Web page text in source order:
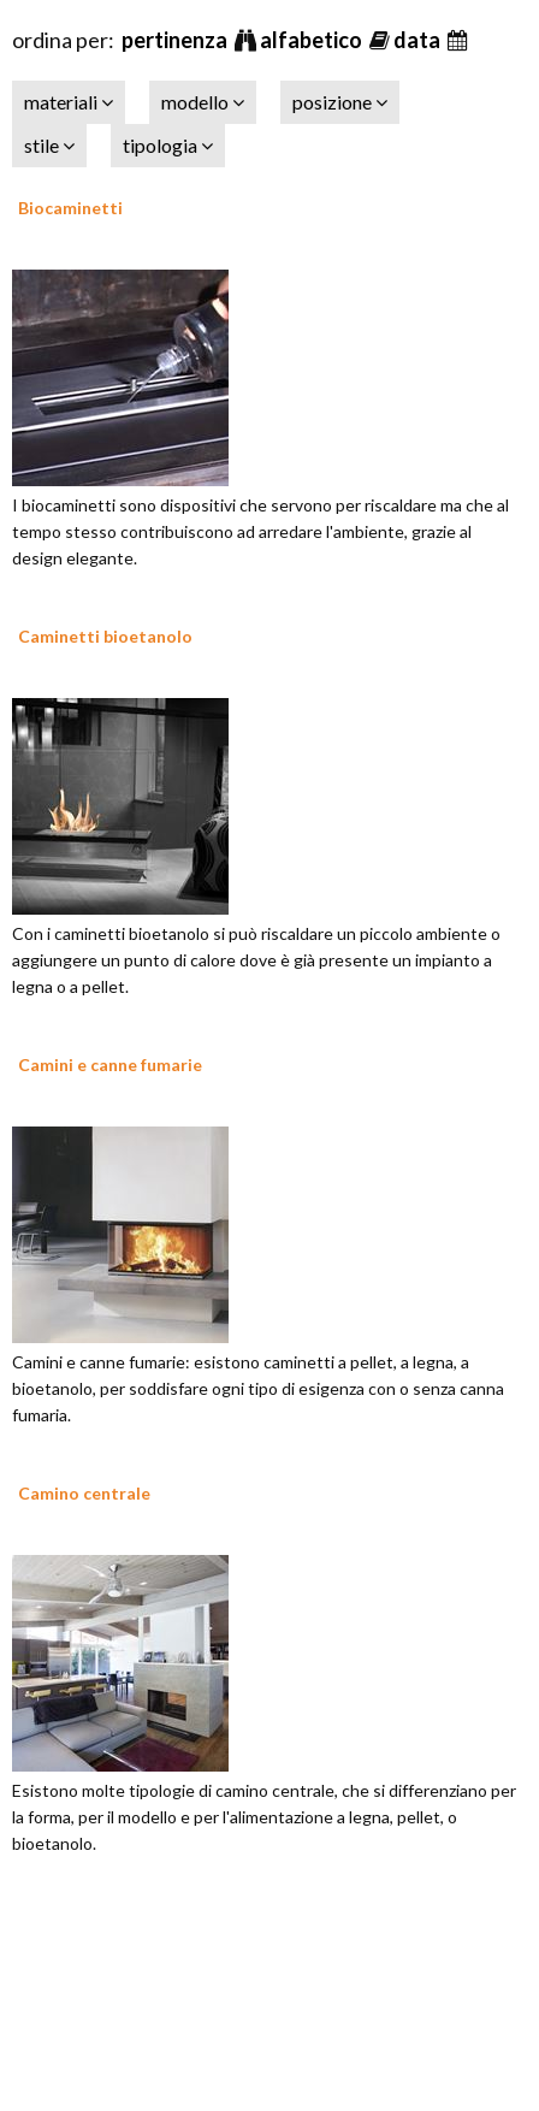
ordina per: pertinenza alfabetico data
materiali modello
posizione
stile
tipologia
Biocaminetti
I biocaminetti sono dispositivi che servono per riscaldare ma che al
tempo stesso contribuiscono ad arredare l'ambiente, grazie al
design elegante.
Caminetti bioetanolo
Con i caminetti bioetanolo si può riscaldare un piccolo ambiente o
aggiungere un punto di calore dove è già presente un impianto a
legna o a pellet.
Camini e canne fumarie
Camini e canne fumarie: esistono caminetti a pellet, a legna, a
bioetanolo, per soddisfare ogni tipo di esigenza con o senza canna
fumaria.
Camino centrale
Esistono molte tipologie di camino centrale, che si differenziano per
la forma, per il modello e per l'alimentazione a legna, pellet, o
bioetanolo.